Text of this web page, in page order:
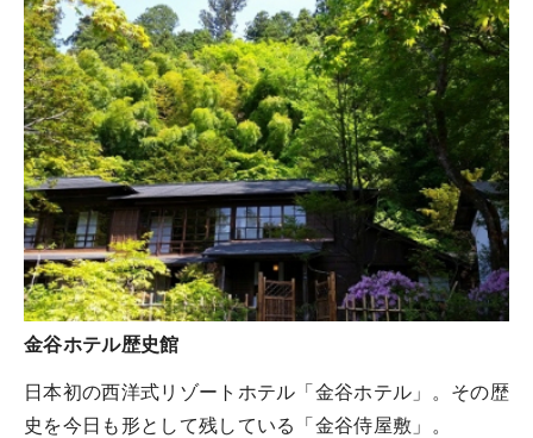
金谷ホテル歴史館
日本初の西洋式リゾートホテル「金谷ホテル」。その歴
史を今日も形として残している「金谷侍屋敷」。